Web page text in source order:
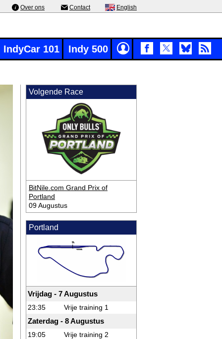
Over ons Contact English
IndyCar 101 Indy 500
Volgende Race
BitNile.com Grand Prix of
Portland
09 Augustus
Portland
Vrijdag - 7 Augustus
23:35 Vrije training 1
Zaterdag - 8 Augustus
19:05 Vrije training 2